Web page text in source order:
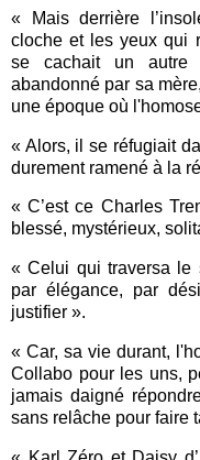
« Mais derrière
cloche et les yeux qui
se cachait un autre
abandonné par sa
une époque où
« Alors, il se réfugiait
durement ramené à la
« C’est ce Charles
blessé, mystérieux,
« Celui qui traversa le
par élégance, par
justifier ».
« Car, sa vie durant,
Collabo pour les uns,
jamais daigné
sans relâche pour faire